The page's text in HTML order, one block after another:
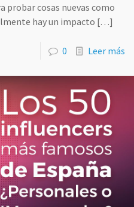
probar cosas nuevas como
hay un impacto […]
0 Leer más